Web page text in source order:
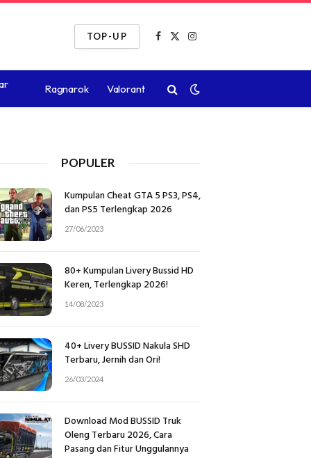
TOP-UP
Facebook
X
Instagram
Ragnarok Valorant
POPULER
Kumpulan Cheat GTA 5 PS3, PS4,
dan PS5 Terlengkap 2026
27/06/2023
80+ Kumpulan Livery Bussid HD
Keren, Terlengkap 2026!
14/08/2023
40+ Livery BUSSID Nakula SHD
Terbaru, Jernih dan Ori!
26/03/2024
Download Mod BUSSID Truk
Oleng Terbaru 2026, Cara
Pasang dan Fitur Unggulannya